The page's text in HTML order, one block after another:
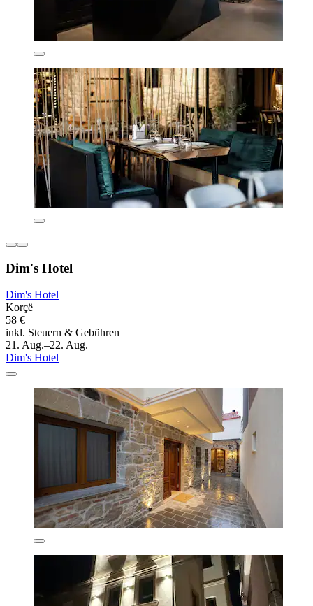
Dim's Hotel
Dim's Hotel
Korçë
58 €
inkl. Steuern & Gebühren
21. Aug.–22. Aug.
Dim's Hotel